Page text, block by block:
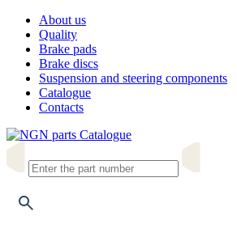
About us
Quality
Brake pads
Brake discs
Suspension and steering components
Catalogue
Contacts
Catalogue